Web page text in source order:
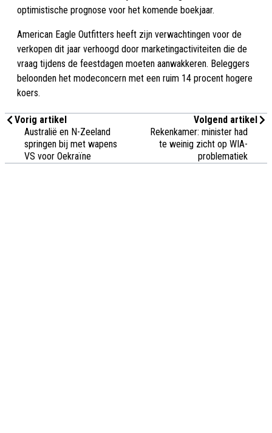
optimistische prognose voor het komende boekjaar.
American Eagle Outfitters heeft zijn verwachtingen voor de
verkopen dit jaar verhoogd door marketingactiviteiten die de
vraag tijdens de feestdagen moeten aanwakkeren. Beleggers
beloonden het modeconcern met een ruim 14 procent hogere
koers.
Vorig artikel
Australië en N-Zeeland
springen bij met wapens
VS voor Oekraïne
Volgend artikel
Rekenkamer: minister had
te weinig zicht op WIA-
problematiek